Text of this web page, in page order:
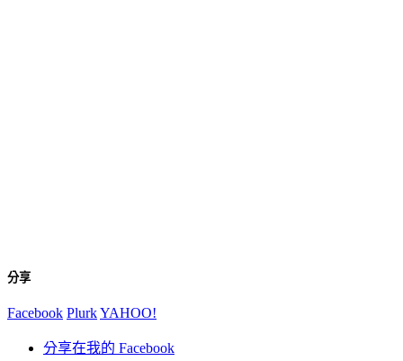
分享
Facebook PlurkYAHOO!
分享在我的 Facebook